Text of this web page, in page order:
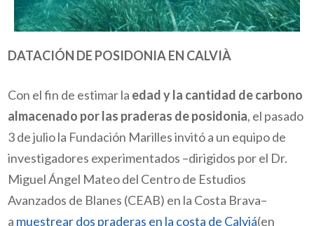
DATACIÓN DE POSIDONIA EN CALVIÀ
Con el fin de estimar la edad y la cantidad de carbono
almacenado por las praderas de posidonia, el pasado
3 de julio la Fundación Marilles invitó a un equipo de
investigadores experimentados –dirigidos por el Dr.
Miguel Ángel Mateo del Centro de Estudios
Avanzados de Blanes (CEAB) en la Costa Brava–
a muestrear dos praderas en la costa de Calviá(en